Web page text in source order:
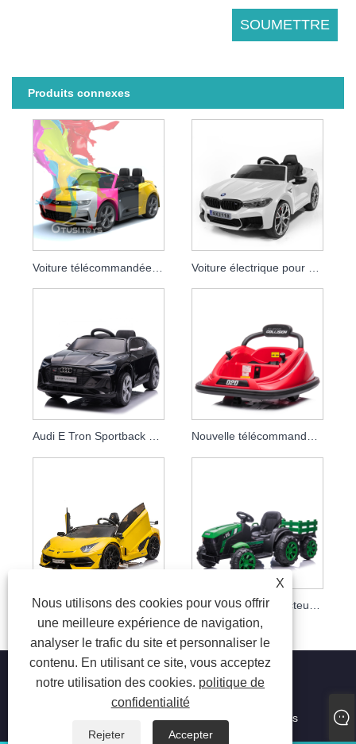
Produits connexes
Voiture télécommandée pour bébé sous licence Chevrolet Camaro 2SS
Audi E Tron Sportback Dernières Voiture Électrique 12v Jouets Pour Enfants Parent Télécommande Bébé Voiture Nouvelle télécommande intérieure 12v électrique enfants monter sur auto-tamponneuse chose sauvage 360 ​​tour en rotation sur véhicule jouet pour bébé
Ride On Car Enfant Conduite Jouet Voiture 12v 24v Enfants Voitures Électriques
X
Nous utilisons des cookies pour vous offrir
une meilleure expérience de navigation,
analyser le trafic du site et personnaliser le
contenu. En utilisant ce site, vous acceptez
notre utilisation des cookies. politique de
confidentialité
Rejeter Accepter
Copyright © 2023 Jiaxing Tusi Toys Co., Ltd. Tous droits